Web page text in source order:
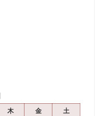
木 金
土